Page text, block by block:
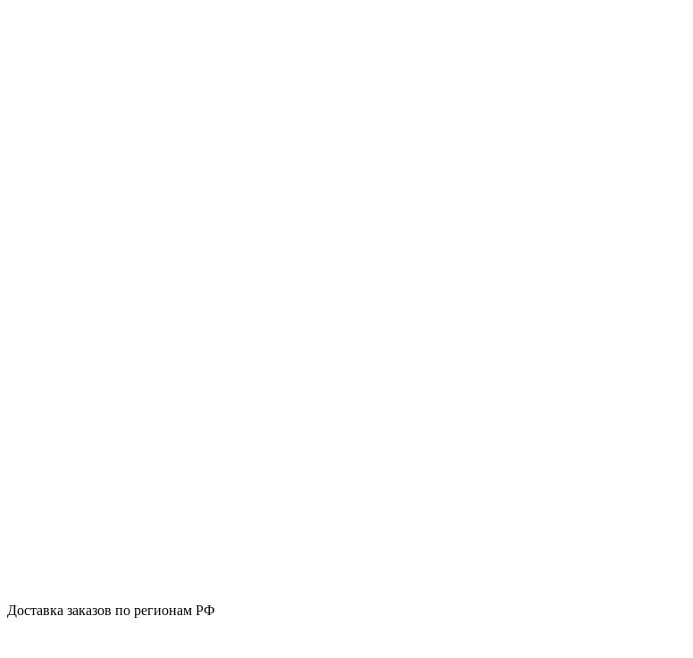
Доставка заказов по регионам РФ